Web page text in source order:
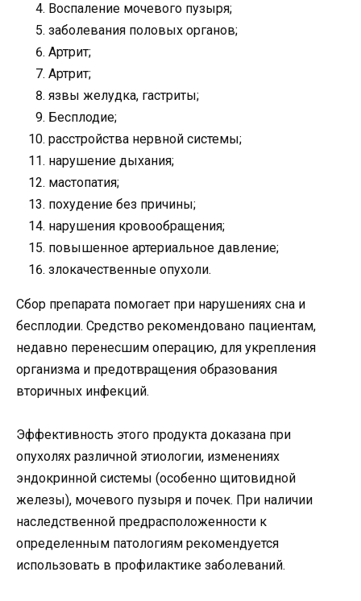
Воспаление мочевого пузыря;
заболевания половых органов;
Артрит;
Артрит;
язвы желудка, гастриты;
Бесплодие;
расстройства нервной системы;
нарушение дыхания;
мастопатия;
похудение без причины;
нарушения кровообращения;
повышенное артериальное давление;
злокачественные опухоли.
Сбор препарата помогает при нарушениях сна и
бесплодии. Средство рекомендовано пациентам,
недавно перенесшим операцию, для укрепления
организма и предотвращения образования
вторичных инфекций.
Эффективность этого продукта доказана при
опухолях различной этиологии, изменениях
эндокринной системы (особенно щитовидной
железы), мочевого пузыря и почек. При наличии
наследственной предрасположенности к
определенным патологиям рекомендуется
использовать в профилактике заболеваний.